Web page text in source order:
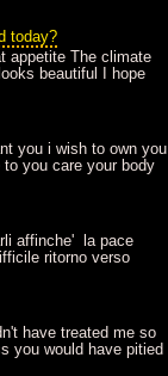
today?
appetite The climate
beautiful I hope
you i wish to own you
you care your body
affinche' la pace
ritorno verso
have treated me so
you would have pitied